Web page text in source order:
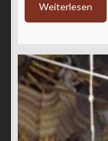
Weiterlesen